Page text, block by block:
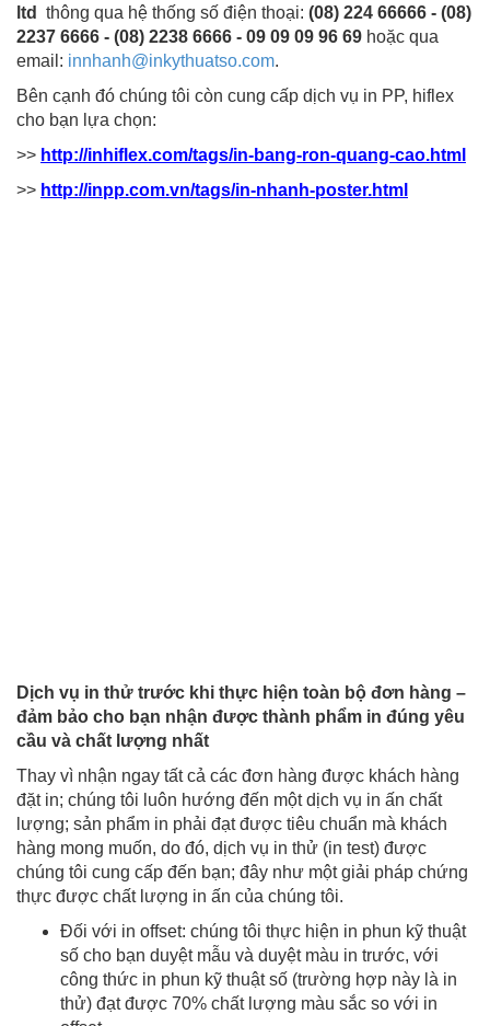
ltd
thông qua hệ thống số điện thoại: (08) 224 66666 - (08)
2237 6666 - (08) 2238 6666 - 09 09 09 96 69 hoặc qua
email: innhanh@inkythuatso.com.
Bên cạnh đó chúng tôi còn cung cấp dịch vụ in PP, hiflex
cho bạn lựa chọn:
>> http://inhiflex.com/tags/in-bang-ron-quang-cao.html
>> http://inpp.com.vn/tags/in-nhanh-poster.html
Dịch vụ in thử trước khi thực hiện toàn bộ đơn hàng –
đảm bảo cho bạn nhận được thành phẩm in đúng yêu
cầu và chất lượng nhất
Thay vì nhận ngay tất cả các đơn hàng được khách hàng
đặt in; chúng tôi luôn hướng đến một dịch vụ in ấn chất
lượng; sản phẩm in phải đạt được tiêu chuẩn mà khách
hàng mong muốn, do đó, dịch vụ in thử (in test) được
chúng tôi cung cấp đến bạn; đây như một giải pháp chứng
thực được chất lượng in ấn của chúng tôi.
Đối với in offset: chúng tôi thực hiện in phun kỹ thuật
số cho bạn duyệt mẫu và duyệt màu in trước, với
công thức in phun kỹ thuật số (trường hợp này là in
thử) đạt được 70% chất lượng màu sắc so với in